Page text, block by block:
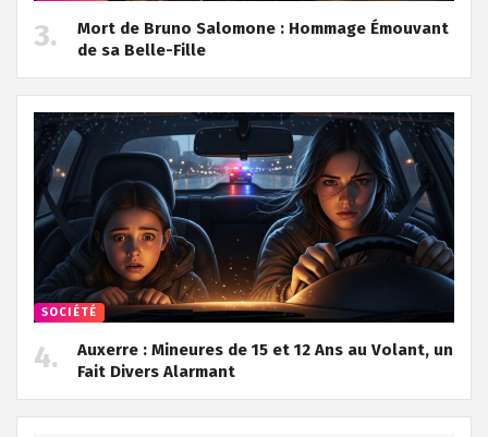
Mort de Bruno Salomone : Hommage Émouvant
de sa Belle-Fille
SOCIÉTÉ
Auxerre : Mineures de 15 et 12 Ans au Volant, un
Fait Divers Alarmant